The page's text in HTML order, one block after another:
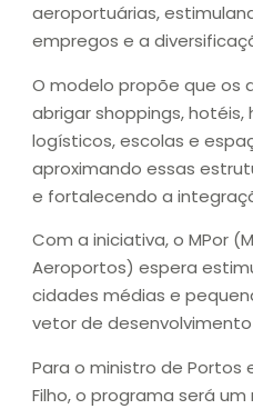
aeroportuárias,
empregos e a
O modelo propõe que os
abrigar shoppings, hotéis,
logísticos, escolas e
aproximando essas
e fortalecendo a
Com a iniciativa, o MPor
Aeroportos) espera
cidades médias e
vetor de
Para o ministro de Portos
Filho, o programa será